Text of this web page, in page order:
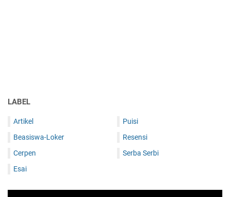
LABEL
Artikel
Beasiswa-Loker
Cerpen
Esai
Puisi
Resensi
Serba Serbi